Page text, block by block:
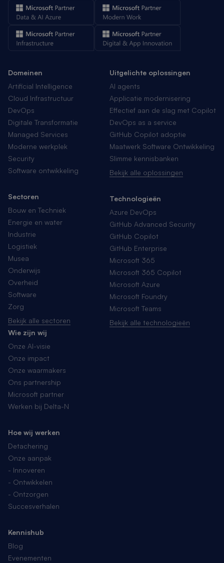
Domeinen
Artificial Intelligence
Cloud Infrastructuur
DevOps
Digitale Transformatie
Managed Services
Moderne werkplek
Security
Software ontwikkeling
Sectoren
Bouw en Techniek
Energie en water
Industrie
Logistiek
Musea
Onderwijs
Overheid
Software
Zorg
Bekijk alle sectoren
Uitgelichte oplossingen
AI agents
Applicatie modernisering
Effectief aan de slag met Copilot
DevOps as a service
GitHub Copilot adoptie
Maatwerk Software Ontwikkeling
Slimme kennisbanken
Bekijk alle oplossingen
Technologieën
Azure DevOps
GitHub Advanced Security
GitHub Copilot
GitHub Enterprise
Microsoft 365
Microsoft 365 Copilot
Microsoft Azure
Microsoft Foundry
Microsoft Teams
Bekijk alle technologieën
Wie zijn wij
Onze AI-visie
Onze impact
Onze waarmakers
Ons partnership
Microsoft partner
Werken bij Delta-N
Hoe wij werken
Detachering
Onze aanpak
- Innoveren
- Ontwikkelen
- Ontzorgen
Succesverhalen
Kennishub
Blog
Evenementen